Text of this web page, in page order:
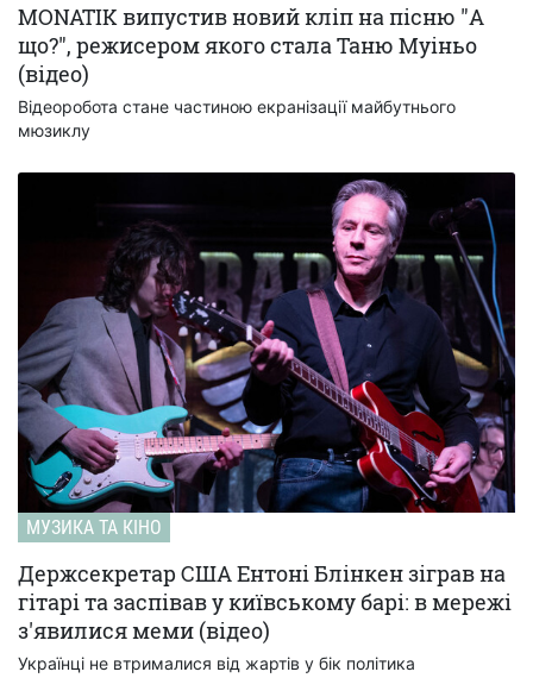
MONATIK випустив новий кліп на пісню "А
що?", режисером якого стала Таню Муіньо
(відео)
Відеоробота стане частиною екранізації майбутнього
мюзиклу
МУЗИКА ТА КІНО
Держсекретар США Ентоні Блінкен зіграв на
гітарі та заспівав у київському барі: в мережі
з'явилися меми (відео)
Українці не втрималися від жартів у бік політика